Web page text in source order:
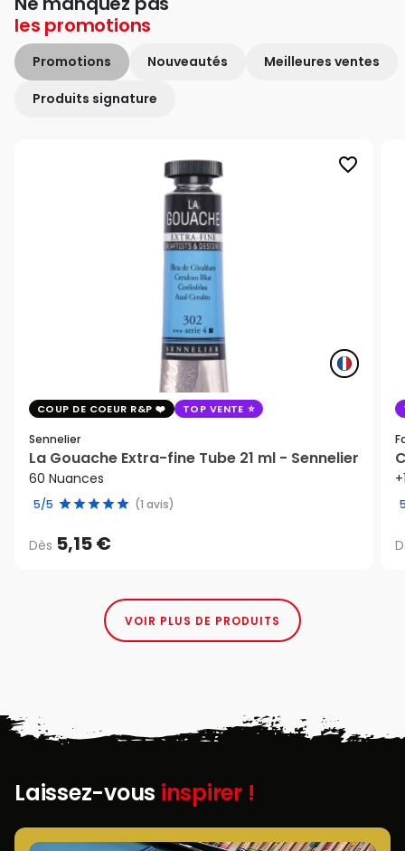
les promotions
Promotions Nouveautés Meilleures ventes
Produits signature
favorite_border
COUP DE COEUR R&P TOP VENTE
Sennelier
La Gouache Extra-fine Tube 21 ml - Sennelier
60 Nuances
5/5 (1 avis)
Dès 5,15 €
VOIR PLUS DE PRODUITS
Laissez-vous inspirer !